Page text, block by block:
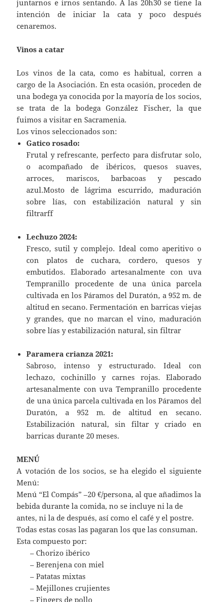
juntarnos e irnos sentando. A las 20h30 se tiene la
intención de iniciar la cata y poco después
cenaremos.
Vinos a catar
Los vinos de la cata, como es habitual, corren a
cargo de la Asociación. En esta ocasión, proceden de
una bodega ya conocida por la mayoría de los socios,
se trata de la bodega González Fischer, la que
fuimos a visitar en Sacramenia.
Los vinos seleccionados son:
Gatico rosado:
Frutal y refrescante, perfecto para disfrutar solo,
o acompañado de ibéricos, quesos suaves,
arroces, mariscos, barbacoas y pescado
azul.Mosto de lágrima escurrido, maduración
sobre lías, con estabilización natural y sin
filtrarff
Lechuzo 2024:
Fresco, sutil y complejo. Ideal como aperitivo o
con platos de cuchara, cordero, quesos y
embutidos. Elaborado artesanalmente con uva
Tempranillo procedente de una única parcela
cultivada en los Páramos del Duratón, a 952 m. de
altitud en secano. Fermentación en barricas viejas
y grandes, que no marcan el vino, maduración
sobre lías y estabilización natural, sin filtrar
Paramera crianza 2021:
Sabroso, intenso y estructurado. Ideal con
lechazo, cochinillo y carnes rojas. Elaborado
artesanalmente con uva Tempranillo procedente
de una única parcela cultivada en los Páramos del
Duratón, a 952 m. de altitud en secano.
Estabilización natural, sin filtar y criado en
barricas durante 20 meses.
MENÚ
A votación de los socios, se ha elegido el siguiente
Menú:
Menú “El Compás” –20 €/persona, al que añadimos la
bebida durante la comida, no se incluye ni la de
antes, ni la de después, así como el café y el postre.
Todas estas cosas las pagaran los que las consuman.
Esta compuesto por:
– Chorizo ibérico
– Berenjena con miel
– Patatas mixtas
– Mejillones crujientes
– Fingers de pollo